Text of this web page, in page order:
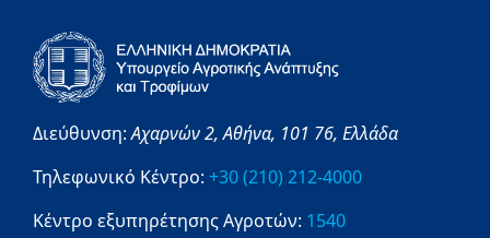
Διεύθυνση:Αχαρνών 2,Αθήνα, 101 76, Ελλάδα
Τηλεφωνικό Κέντρο: +30 (210) 212-4000
Κέντρο εξυπηρέτησης Αγροτών: 1540